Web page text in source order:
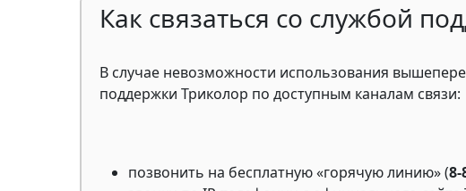
Как связаться со службой
В случае невозможности использования
поддержки Триколор по доступным каналам связи:
позвонить на бесплатную «горячую линию» (8-